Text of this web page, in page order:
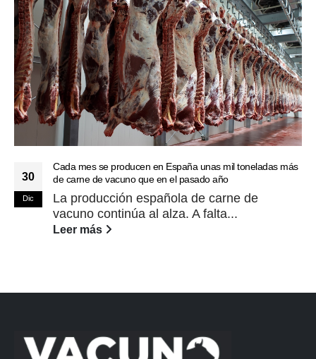
30
Dic
Cada mes se producen en España unas mil toneladas más
de carne de vacuno que en el pasado año
La producción española de carne de
vacuno continúa al alza. A falta...
Leer más